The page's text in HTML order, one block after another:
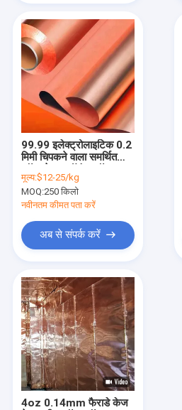
उत्पादों
वीआर दिखाएँ
हमारे बारे में
कारखाना भ्रमण
गुणवत्ता नियंत्रण
संपर्क करें
एक उद्धरण की विनती करे
परमाणु विकिरण संरक्षण
परमाणु विकिरण डिटेक्टर
कॉपर पन्नी परिरक्षण
आरएफ परिरक्षित दरवाजे
99.99 इलेक्ट्रोलाइटिक 0.2
मिमी चिपकने वाला समर्थित
फ़ॉइल एमआरआई बिल्ड
मूल्य:$12-25/kg
MOQ:250 किलो
नवीनतम कीमत पता करें
अब से संपर्क करें
4oz 0.14mm फैराडे केज